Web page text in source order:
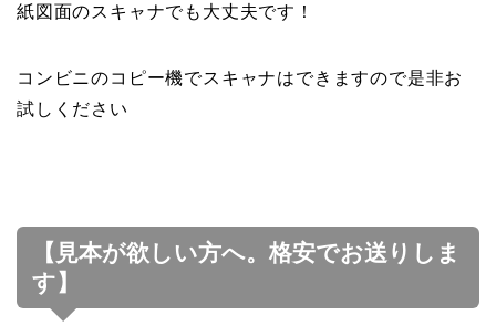
紙図面のスキャナでも大丈夫です！
コンビニのコピー機でスキャナはできますので是非お
試しください
【見本が欲しい方へ。格安でお送りしま
す】